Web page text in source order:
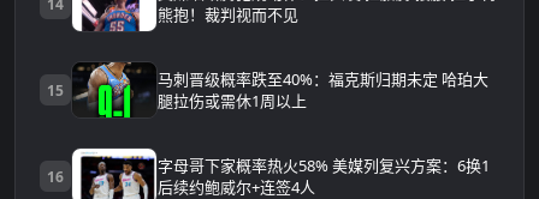
熊抱！裁判视而不见
15
马刺晋级概率跌至40%：福克斯归期未定 哈珀大
腿拉伤或需休1周以上
16
字母哥下家概率热火58% 美媒列复兴方案：6换1
后续约鲍威尔+连签4人